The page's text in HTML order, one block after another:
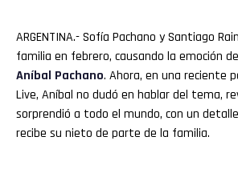
ARGENTINA.- Sofía Pachano y Santiago
familia en febrero, causando la emoción
Aníbal Pachano. Ahora, en una reciente
Live, Aníbal no dudó en hablar del tema,
sorprendió a todo el mundo, con un
recibe su nieto de parte de la familia.